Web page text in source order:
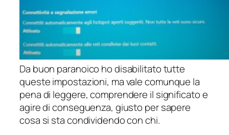
Da buon paranoico ho disabilitato tutte
queste impostazioni, ma vale comunque la
pena di leggere, comprendere il significato e
agire di conseguenza, giusto per sapere
cosa si sta condividendo con chi.